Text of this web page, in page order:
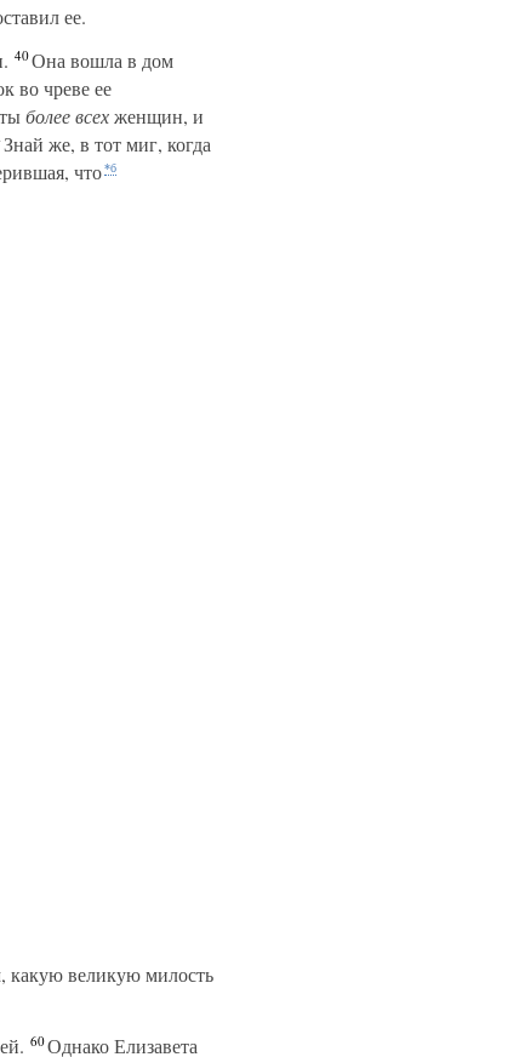
ее.
40Она вошла в дом
во чреве ее
болеевсехженщин, и
же, в тот миг, когда
что*б
какую великую милость
60Однако Елизавета